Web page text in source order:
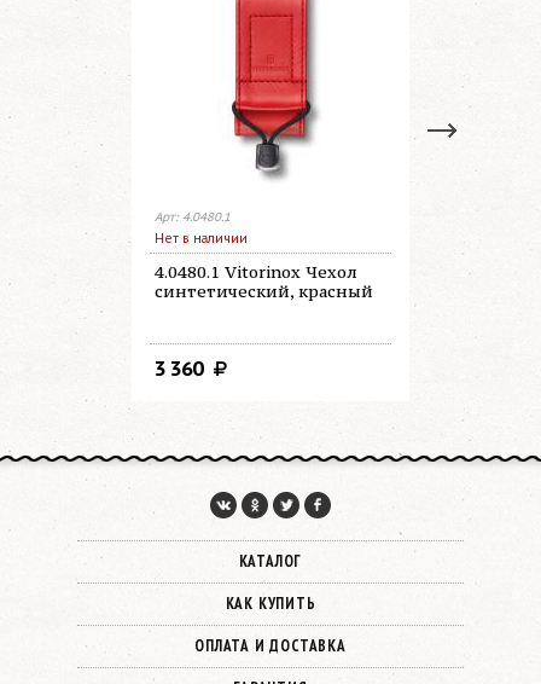
Арт: 4.0480.1
Нет в наличии
4.0480.1 Vitorinox Чехол
синтетический, красный
3 360
В наличии
4.0520.3
КАТАЛОГ
КАК КУПИТЬ
ОПЛАТА И ДОСТАВКА